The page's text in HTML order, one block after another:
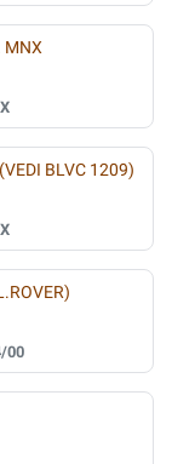
MNX
BLVC 1209)
00